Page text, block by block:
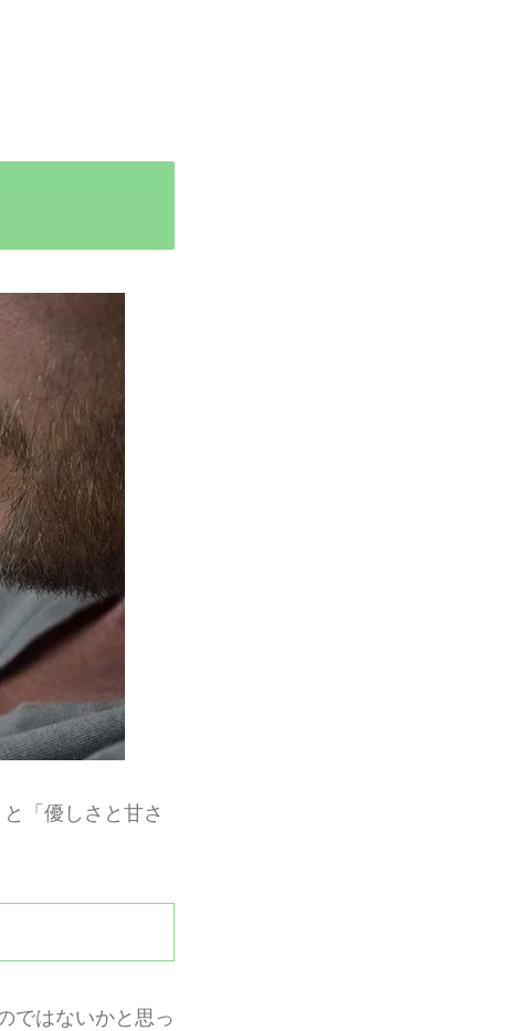
「優しさと甘さ
ではないかと思っ